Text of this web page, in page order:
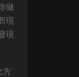
做
現
現
方